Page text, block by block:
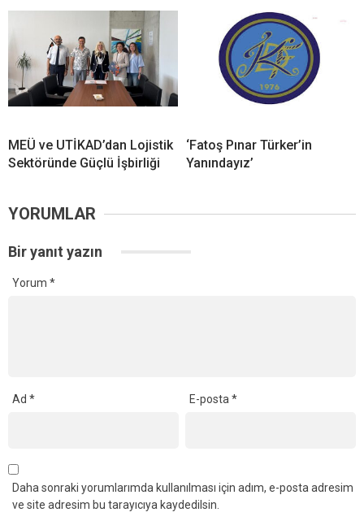
MEÜ ve UTİKAD’dan Lojistik
Sektöründe Güçlü İşbirliği
‘Fatoş Pınar Türker’in
Yanındayız’
YORUMLAR
Bir yanıt yazın
Yorum *
Ad * E-posta*
Daha sonraki yorumlarımda kullanılması için adım, e-posta adresim
ve site adresim bu tarayıcıya kaydedilsin.